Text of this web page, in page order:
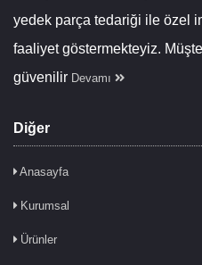
yedek parça tedariği ile özel
faaliyet göstermekteyiz.
güvenilir Devamı
Diğer
Anasayfa
Kurumsal
Ürünler